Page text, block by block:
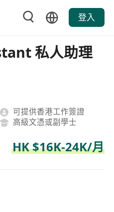
登入
私人助理
可提供香港工作簽證
高級文憑或副學士
HK $16K-24K/月